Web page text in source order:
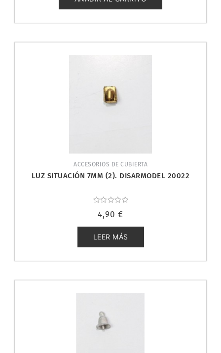
ACCESORIOS DE CUBIERTA
LUZ SITUACIÓN 7MM (2). DISARMODEL 20022
con
de
5
4,90 €
LEER MÁS